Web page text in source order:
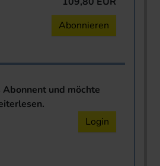
Abonnieren
und möchte
Login